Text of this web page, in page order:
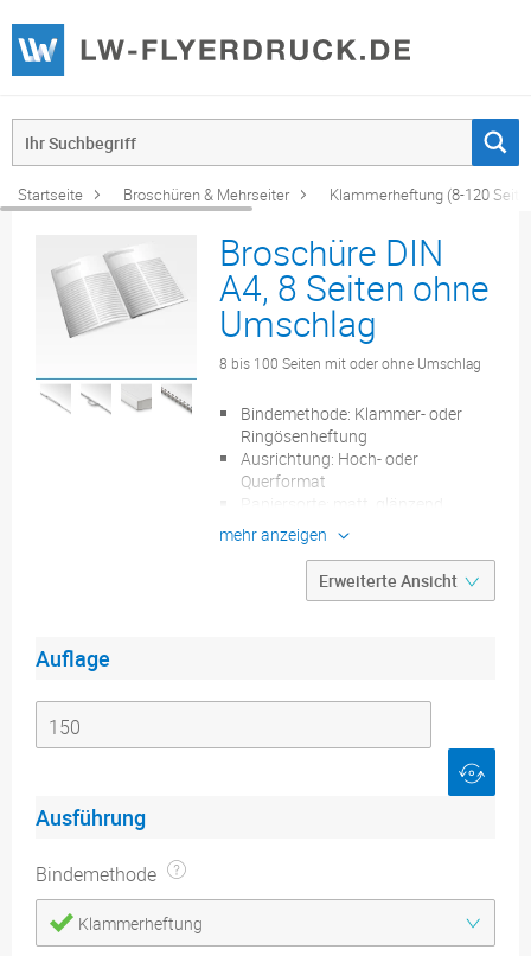
Startseite Broschüren & Mehrseiter Klammerheftung (8-120
Broschüre DIN
A4, 8 Seiten ohne
Umschlag
8 bis 100 Seiten mit oder ohne Umschlag
Bindemethode: Klammer- oder
Ringösenheftung
Ausrichtung: Hoch- oder
Querformat
Papiersorte: matt, glänzend,
recycling
Seitenzahl: 8 bis 96 Seiten
Farbigkeit: 4/4-farbig oder 1/1-
mehr anzeigen
Auflage
Ausführung
Bindemethode
Klammerheftung